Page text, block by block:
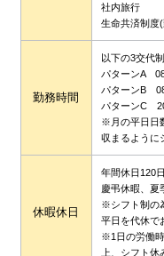
社内旅行
生命共済制度
勤務時間
以下の3交代制
パターンA
パターンB
パターンC
※月の平日日
収まるように
休暇休日
年間休日120
慶弔休暇、夏
※シフト制の
平日を代休で
※1日の労働
上、シフト休